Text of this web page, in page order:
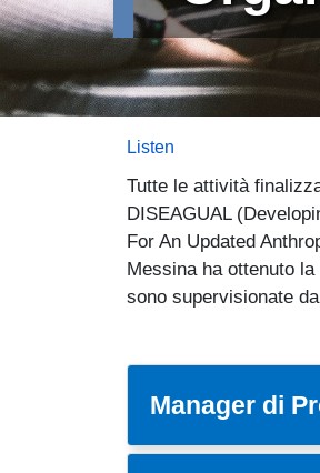
Listen
Tutte le attività
DISEAGUAL
For An Updated
Messina ha ottenuto
sono supervisionate
Manager di